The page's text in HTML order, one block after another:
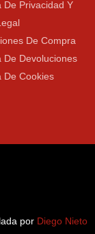
De Privacidad Y
De Compra
De Devoluciones
De Cookies
por Diego Nieto